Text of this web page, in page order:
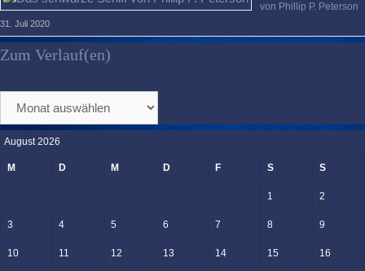
von Phillip P. Peterson
31. Juli 2020
Zum Verlauf(en)
Verlauf(en)
August 2026
M D M D F S S
1 2
3 4 5 6 7 8 9
10 11 12 13 14 15 16